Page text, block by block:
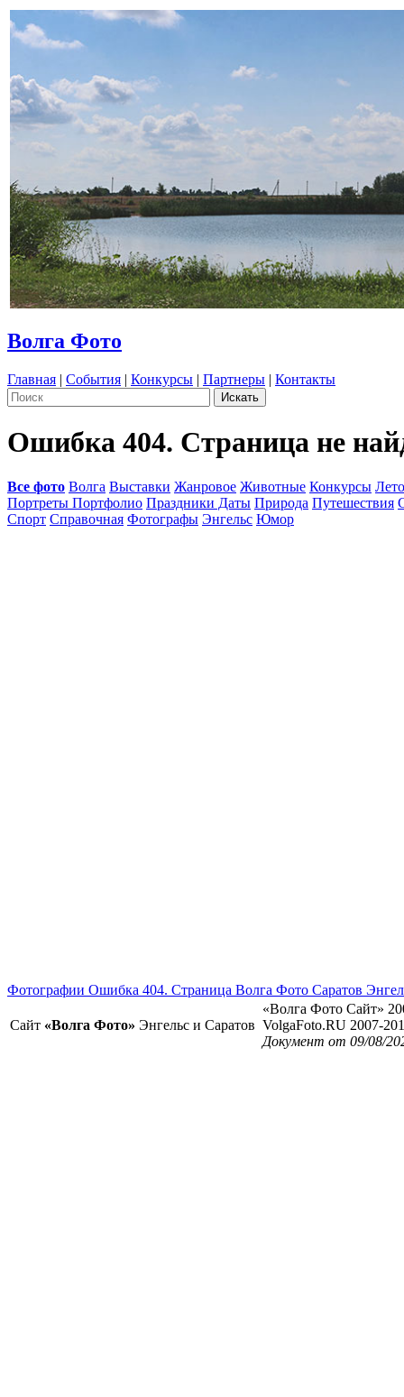
Волга Фото
Главная | События | Конкурсы | Партнеры | Контакты
Ошибка 404. Страница не
Все фото Волга Выставки Жанровое Животные Конкурсы
Портреты Портфолио Праздники Даты Природа Путешествия
Спорт Справочная Фотографы Энгельс Юмор
Фотографии Ошибка 404. Страница Волга Фото Саратов
Сайт «Волга Фото» Энгельс и Саратов
«Волга Фото Сайт»
VolgaFoto.RU 2007-
Документ от 09/08/